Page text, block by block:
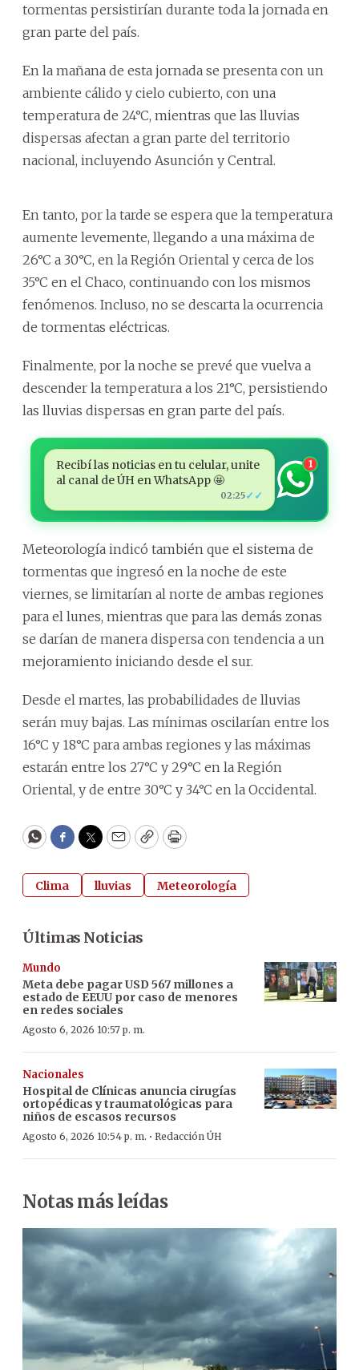
tormentas persistirían durante toda la jornada en
gran parte del país.
En la mañana de esta jornada se presenta con un
ambiente cálido y cielo cubierto, con una
temperatura de 24°C, mientras que las lluvias
dispersas afectan a gran parte del territorio
nacional, incluyendo Asunción y Central.
En tanto, por la tarde se espera que la temperatura
aumente levemente, llegando a una máxima de
26°C a 30°C, en la Región Oriental y cerca de los
35°C en el Chaco, continuando con los mismos
fenómenos. Incluso, no se descarta la ocurrencia
de tormentas eléctricas.
Finalmente, por la noche se prevé que vuelva a
descender la temperatura a los 21°C, persistiendo
las lluvias dispersas en gran parte del país.
Recibí las noticias en tu celular, unite
al canal de ÚH en WhatsApp 🤩
02:25✓✓
1
Meteorología indicó también que el sistema de
tormentas que ingresó en la noche de este
viernes, se limitarían al norte de ambas regiones
para el lunes, mientras que para las demás zonas
se darían de manera dispersa con tendencia a un
mejoramiento iniciando desde el sur.
Desde el martes, las probabilidades de lluvias
serán muy bajas. Las mínimas oscilarían entre los
16°C y 18°C para ambas regiones y las máximas
estarán entre los 27°C y 29°C en la Región
Oriental, y de entre 30°C y 34°C en la Occidental.
WhatsApp
Facebook
Twitter
EmailCopyPrint
Clima lluvias Meteorología
Últimas Noticias
Mundo
Meta debe pagar USD 567 millones a
estado de EEUU por caso de menores
en redes sociales
Agosto 6, 2026 10:57 p. m.
Nacionales
Hospital de Clínicas anuncia cirugías
ortopédicas y traumatológicas para
niños de escasos recursos
Agosto 6, 2026 10:54 p. m. · Redacción ÚH
Notas más leídas